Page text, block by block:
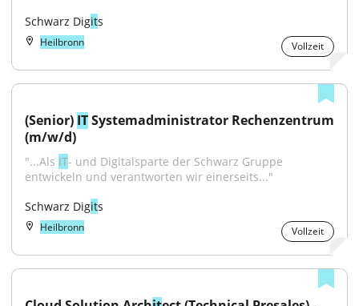
Schwarz Digits
Heilbronn Vollzeit
(Senior) IT Systemadministrator Rechenzentrum
(m/w/d)
"...Als IT- und Digitalsparte der Schwarz Gruppe
entwickeln und verantworten wir einerseits..."
Schwarz Digits
Heilbronn Vollzeit